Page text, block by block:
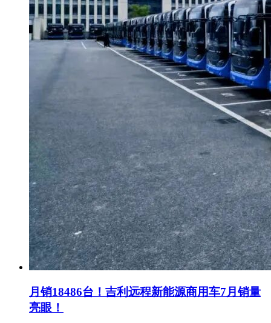
30年使用寿命等指标。如出现投标报价相同的情况，将优
先选择报价最低的投标人。
月销18486台！吉利远程新能源商用车7月销量
亮眼！